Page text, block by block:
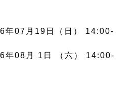
年07月19日（日） 14:00-
年08月 1日 （六） 14:00-